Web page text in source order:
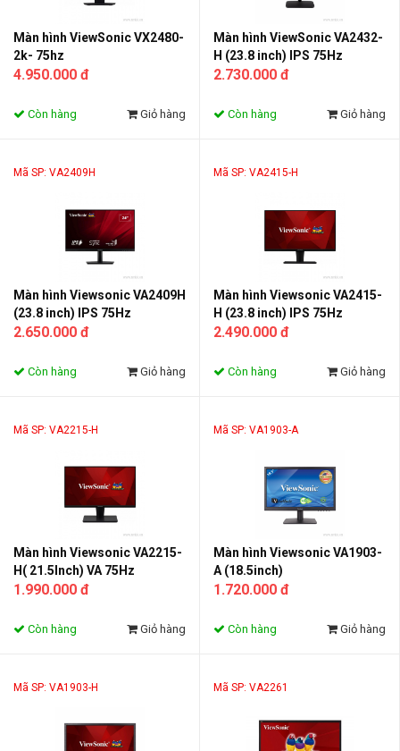
Màn hình ViewSonic VX2480-
2k- 75hz
4.950.000 đ
Còn hàng Giỏ hàng
Màn hình ViewSonic VA2432-
H (23.8 inch) IPS 75Hz
2.730.000 đ
Còn hàng Giỏ hàng
Mã SP: VA2409H
Màn hình Viewsonic VA2409H
(23.8 inch) IPS 75Hz
2.650.000 đ
Còn hàng Giỏ hàng
Mã SP: VA2415-H
Màn hình Viewsonic VA2415-
H (23.8 inch) IPS 75Hz
2.490.000 đ
Còn hàng Giỏ hàng
Mã SP: VA2215-H
Màn hình Viewsonic VA2215-
H( 21.5Inch) VA 75Hz
1.990.000 đ
Còn hàng Giỏ hàng
Mã SP: VA1903-A
Màn hình Viewsonic VA1903-
A (18.5inch)
1.720.000 đ
Còn hàng Giỏ hàng
Mã SP: VA1903-H Mã SP: VA2261